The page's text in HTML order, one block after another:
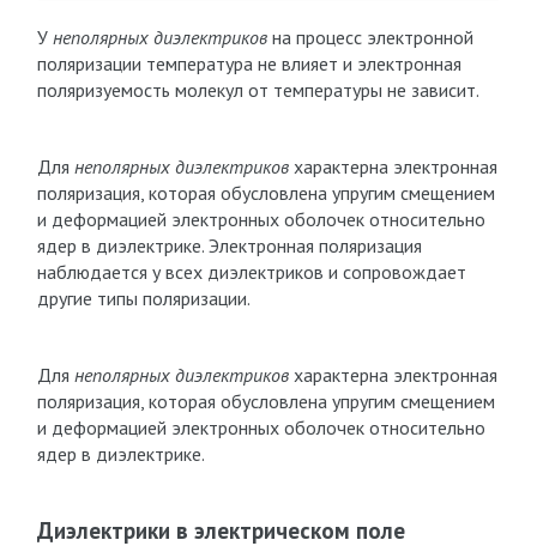
Унеполярных диэлектриковна процесс электронной
поляризации температура не влияет и электронная
поляризуемость молекул от температуры не зависит.
Для неполярных диэлектриковхарактерна электронная
поляризация, которая обусловлена упругим смещением
и деформацией электронных оболочек относительно
ядер в диэлектрике. Электронная поляризация
наблюдается у всех диэлектриков и сопровождает
другие типы поляризации.
Для неполярных диэлектриковхарактерна электронная
поляризация, которая обусловлена упругим смещением
и деформацией электронных оболочек относительно
ядер в диэлектрике.
Диэлектрики в электрическом поле